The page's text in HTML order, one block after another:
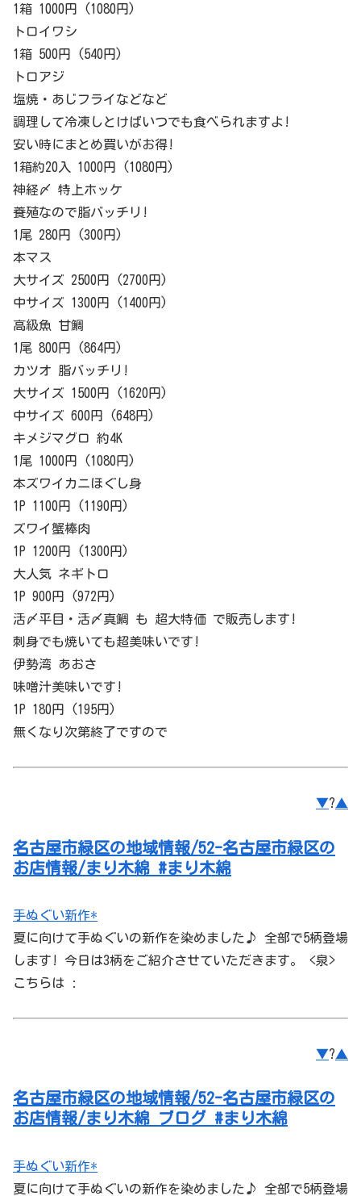
1箱 1000円 (1080円)
トロイワシ
1箱 500円 (540円)
トロアジ
塩焼・あじフライなどなど
調理して冷凍しとけばいつでも食べられますよ!
安い時にまとめ買いがお得!
1箱約20入 1000円 (1080円)
神経〆 特上ホッケ
養殖なので脂バッチリ!
1尾 280円 (300円)
本マス
大サイズ 2500円 (2700円)
中サイズ 1300円 (1400円)
高級魚 甘鯛
1尾 800円 (864円)
カツオ 脂バッチリ!
大サイズ 1500円 (1620円)
中サイズ 600円 (648円)
キメジマグロ 約4K
1尾 1000円 (1080円)
本ズワイカニほぐし身
1P 1100円 (1190円)
ズワイ蟹棒肉
1P 1200円 (1300円)
大人気 ネギトロ
1P 900円 (972円)
活〆平目・活〆真鯛 も 超大特価 で販売します!
刺身でも焼いても超美味いです!
伊勢湾 あおさ
味噌汁美味いです!
1P 180円 (195円)
無くなり次第終了ですので
▼?▲
名古屋市緑区の地域情報/52-名古屋市緑区の
お店情報/まり木綿 #まり木綿
手ぬぐい新作*
夏に向けて手ぬぐいの新作を染めました♪ 全部で5柄登場
します! 今日は3柄をご紹介させていただきます。 <泉>
こちらは :
▼?▲
名古屋市緑区の地域情報/52-名古屋市緑区の
お店情報/まり木綿 ブログ #まり木綿
手ぬぐい新作*
夏に向けて手ぬぐいの新作を染めました♪ 全部で5柄登場